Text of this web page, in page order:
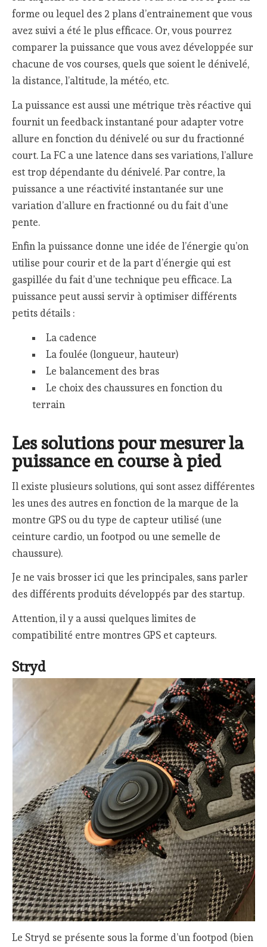
forme ou lequel des 2 plans d’entrainement que vous
avez suivi a été le plus efficace. Or, vous pourrez
comparer la puissance que vous avez développée sur
chacune de vos courses, quels que soient le dénivelé,
la distance, l’altitude, la météo, etc.
La puissance est aussi une métrique très réactive qui
fournit un feedback instantané pour adapter votre
allure en fonction du dénivelé ou sur du fractionné
court. La FC a une latence dans ses variations, l’allure
est trop dépendante du dénivelé. Par contre, la
puissance a une réactivité instantanée sur une
variation d’allure en fractionné ou du fait d’une
pente.
Enfin la puissance donne une idée de l’énergie qu’on
utilise pour courir et de la part d’énergie qui est
gaspillée du fait d’une technique peu efficace. La
puissance peut aussi servir à optimiser différents
petits détails :
La cadence
La foulée (longueur, hauteur)
Le balancement des bras
Le choix des chaussures en fonction du
terrain
Les solutions pour mesurer la
puissance en course à pied
Il existe plusieurs solutions, qui sont assez différentes
les unes des autres en fonction de la marque de la
montre GPS ou du type de capteur utilisé (une
ceinture cardio, un footpod ou une semelle de
chaussure).
Je ne vais brosser ici que les principales, sans parler
des différents produits développés par des startup.
Attention, il y a aussi quelques limites de
compatibilité entre montres GPS et capteurs.
Stryd
Le Stryd se présente sous la forme d’un footpod (bien